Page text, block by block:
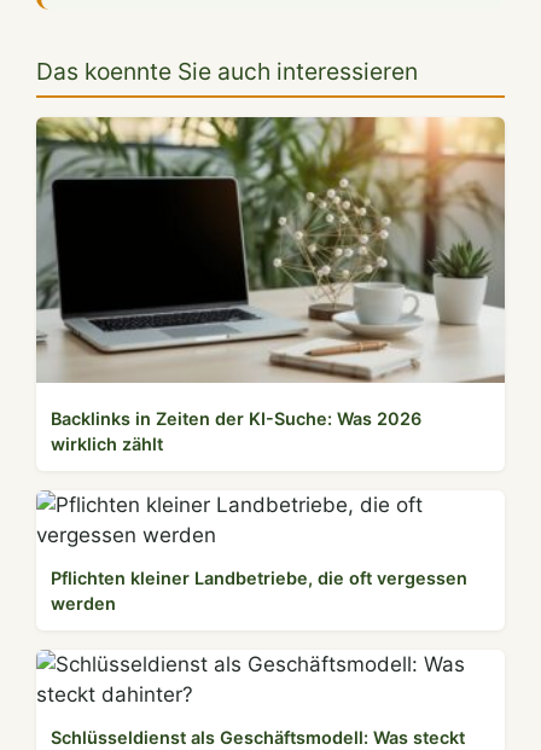
Das koennte Sie auch interessieren
Backlinks in Zeiten der KI-Suche: Was 2026
wirklich zählt
Pflichten kleiner Landbetriebe, die oft vergessen
werden
Schlüsseldienst als Geschäftsmodell: Was steckt